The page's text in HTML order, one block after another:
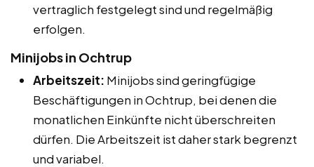
vertraglich festgelegt sind und regelmäßig
erfolgen.
Minijobs in Ochtrup
Arbeitszeit: Minijobs sind geringfügige
Beschäftigungen in Ochtrup, bei denen die
monatlichen Einkünfte nicht überschreiten
dürfen. Die Arbeitszeit ist daher stark begrenzt
und variabel.